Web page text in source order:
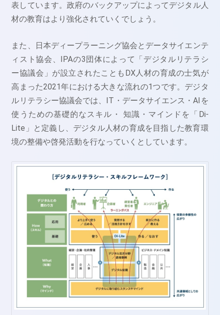
表しています。政府のバックアップによってデジタル人
材の教育はより強化されていくでしょう。
また、日本ディープラーニング協会とデータサイエンテ
ィスト協会、IPAの3団体によって「デジタルリテラシ
ー協議会」が設立されたこともDX人材の育成の士気が
高まった2021年における大きな流れの1つです。デジタ
ルリテラシー協議会では、IT・データサイエンス・AIを
使うための基礎的なスキル・ 知識・マインドを「Di-
Lite」と定義し、デジタル人材の育成を目指した教育環
境の整備や啓発活動を行なっていくとしています。